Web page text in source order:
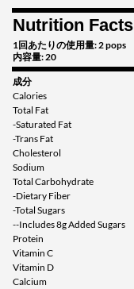
Nutrition Facts
1回あたりの使用量: 2 pops
内容量: 20
成分
Calories
Total Fat
-Saturated Fat
-Trans Fat
Cholesterol
Sodium
Total Carbohydrate
-Dietary Fiber
-Total Sugars
--Includes 8g Added Sugars
Protein
Vitamin C
Vitamin D
Calcium